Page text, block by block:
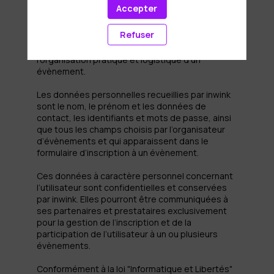
inwink est nécessaire pour permettre à
l’utilisateur de s’inscrire à un évènement,
d’accéder au site d’un évènement, et de
consulter les informations relatives à
l’organisation pratique et logistique d’un
évènement.
Les données personnelles recueillies par inwink
sont le nom, le prénom et les données de
contact, les identifiants et mots de passe, ainsi
que tous les champs choisis par l’organisateur
d’évènements et qui apparaissent dans le
formulaire d’inscription à un évènement.
Ces données à caractère personnel concernant
l’utilisateur sont confidentielles et conservées
par inwink. Elles pourront être communiquées à
ses partenaires et prestataires exclusivement
pour la gestion de l’inscription et de la
participation de l’utilisateur à un ou plusieurs
évènements.
Conformément à la loi "Informatique et Libertés"
Accepter
Refuser